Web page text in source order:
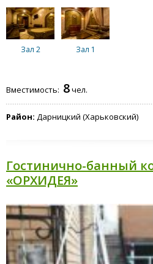
Зал 2 Зал 1
Вместимость: 8чел.
Район: Дарницкий (Харьковский)
Гостинично-банный
«ОРХИДЕЯ»